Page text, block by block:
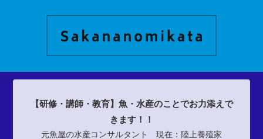
【研修・講師・教育】魚・水産のことでお力添えで
きます！！
元魚屋の水産コンサルタント 現在：陸上養殖家